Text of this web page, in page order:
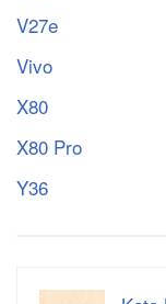
V27e
Vivo
X80
X80 Pro
Y36